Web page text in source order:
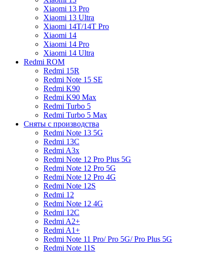
Xiaomi 13 Pro
Xiaomi 13 Ultra
Xiaomi 14T/14T Pro
Xiaomi 14
Xiaomi 14 Pro
Xiaomi 14 Ultra
Redmi ROM
Redmi 15R
Redmi Note 15 SE
Redmi K90
Redmi K90 Max
Redmi Turbo 5
Redmi Turbo 5 Max
Сняты с производства
Redmi Note 13 5G
Redmi 13C
Redmi A3x
Redmi Note 12 Pro Plus 5G
Redmi Note 12 Pro 5G
Redmi Note 12 Pro 4G
Redmi Note 12S
Redmi 12
Redmi Note 12 4G
Redmi 12C
Redmi A2+
Redmi A1+
Redmi Note 11 Pro/ Pro 5G/ Pro Plus 5G
Redmi Note 11S